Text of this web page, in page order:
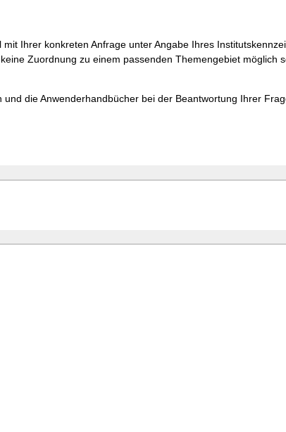
Ihrer konkreten Anfrage unter Angabe Ihres
Zuordnung zu einem passenden Themengebiet möglich
die Anwenderhandbücher bei der Beantwortung Ihrer